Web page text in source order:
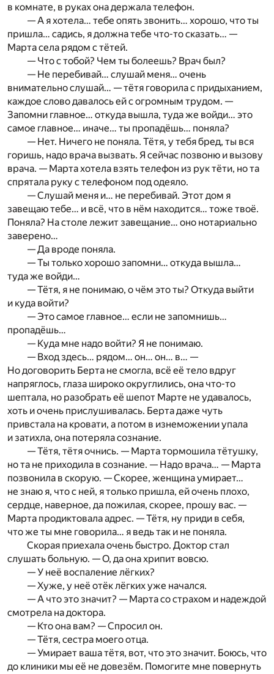
в комнате, в руках она держала телефон.
— А я хотела… тебе опять звонить… хорошо, что ты
пришла… садись, я должна тебе что-то сказать… —
Марта села рядом с тётей.
— Что с тобой? Чем ты болеешь? Врач был?
— Не перебивай… слушай меня… очень
внимательно слушай… — тётя говорила с придыханием,
каждое слово давалось ей с огромным трудом. —
Запомни главное… откуда вышла, туда же войди… это
самое главное… иначе… ты пропадёшь… поняла?
— Нет. Ничего не поняла. Тётя, у тебя бред, ты вся
горишь, надо врача вызвать. Я сейчас позвоню и вызову
врача. — Марта хотела взять телефон из рук тёти, но та
спрятала руку с телефоном под одеяло.
— Слушай меня и… не перебивай. Этот дом я
завещаю тебе… и всё, что в нём находится… тоже твоё.
Поняла? На столе лежит завещание… оно нотариально
заверено…
— Да вроде поняла.
— Ты только хорошо запомни… откуда вышла…
туда же войди…
— Тётя, я не понимаю, о чём это ты? Откуда выйти
и куда войти?
— Это самое главное… если не запомнишь…
пропадёшь…
— Куда мне надо войти? Я не понимаю.
— Вход здесь… рядом… он… он… в… —
Но договорить Берта не смогла, всё её тело вдруг
напряглось, глаза широко округлились, она что-то
шептала, но разобрать её шепот Марте не удавалось,
хоть и очень прислушивалась. Берта даже чуть
привстала на кровати, а потом в изнеможении упала
и затихла, она потеряла сознание.
— Тётя, тётя очнись. — Марта тормошила тётушку,
но та не приходила в сознание. — Надо врача… — Марта
позвонила в скорую. — Скорее, женщина умирает…
не знаю я, что с ней, я только пришла, ей очень плохо,
сердце, наверное, да пожилая, скорее, прошу вас. —
Марта продиктовала адрес. — Тётя, ну приди в себя,
что же ты мне говорила… я ведь так и не поняла.
Скорая приехала очень быстро. Доктор стал
слушать больную. — О, да она хрипит вовсю.
— У неё воспаление лёгких?
— Хуже, у неё отёк лёгких уже начался.
— А что это значит? — Марта со страхом и надеждой
смотрела на доктора.
— Кто она вам? — Спросил он.
— Тётя, сестра моего отца.
— Умирает ваша тётя, вот, что это значит. Боюсь, что
до клиники мы её не довезём. Помогите мне повернуть